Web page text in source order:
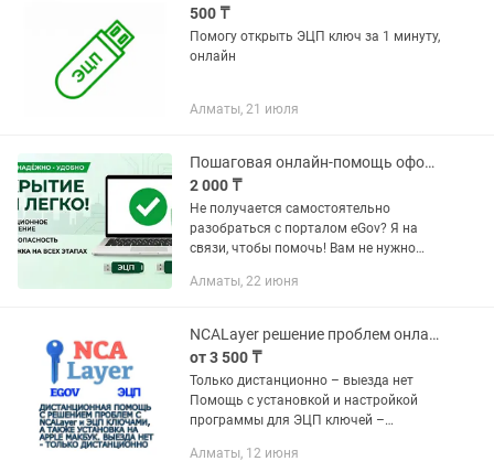
500 ₸
Помогу открыть ЭЦП ключ за 1 минуту,
онлайн
Алматы, 21 июля
Пошаговая онлайн-помощь оформление ЭЦП
2 000 ₸
Не получается самостоятельно
разобраться с порталом eGov? Я на
связи, чтобы помочь! Вам не нужно
проведу вас по каждому шагу и помогу
Алматы, 22 июня
NCALayer решение проблем онлайн, egov ЭЦП помощь дистанционно
от 3 500 ₸
Только дистанционно – выезда нет
Помощь с установкой и настройкой
программы для ЭЦП ключей –
компьютер/ноутбук с windows, так и на
Алматы, 12 июня